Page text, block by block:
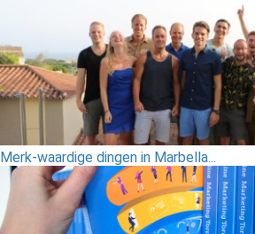
Merk-waardige dingen in Marbella...